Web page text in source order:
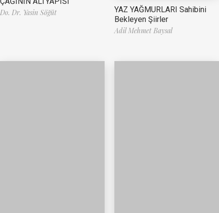
Do. Dr. Yasin Söğüt
YAZ YAĞMURLARI Sahibini
Bekleyen Şiirler
Adil Mehmet Baysal